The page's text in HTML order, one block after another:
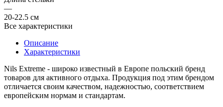
—
20-22.5 см
Все характеристики
Описание
Характеристики
Nils Extreme - широко известный в Европе польский бренд
товаров для активного отдыха. Продукция под этим брендом
отличается своим качеством, надежностью, соответствием
европейским нормам и стандартам.